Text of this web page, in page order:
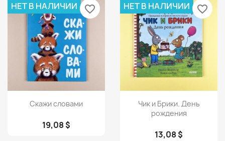
Просмотр
Скажи словами
19,08 $
НЕТ В НАЛИЧИИ favorite_border
Просмотр
Чик и Брики. День
рождения
13,08 $
НЕТ В НАЛИЧИИ favorite_border